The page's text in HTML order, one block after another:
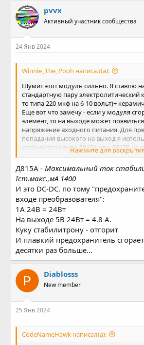
pvvx
Активный участник сообщества
24 Янв 2024
Winnie_The_Pooh написал(а):
Шумит этот модуль сильно. Я ставлю
стандартную пару электролитический
то типа 220 мкф на 6-10 вольт)+
Еще вот что замечу - если у модуля
элемент, то на выходе может
напряжение входного питания. Для
попадания высокого на выход я
стабилитрон типа Д815А или Д815Б на
преобразователя и предохранитель на
преобразователя.
Нажмите для
Д815А -Максимальный ток
Iст.макс.,мА 1400
И это DC-DC. по тому
входе преобразователя":
1A 24В = 24Вт
На выходе 5B 24Bт = 4.8 А.
Куку стабилитрону - отгорит
И плавкий предохранитель
десятки раз больше...
Diablosss
New member
25 Янв 2024
CodeNameHawk написал(а):